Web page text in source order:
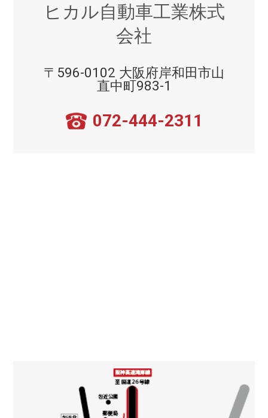
ヒカル自動車工業株式
会社
〒596-0102 大阪府岸和田市山
直中町983-1
072-444-2311